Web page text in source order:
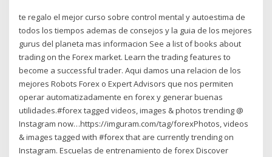
te regalo el mejor curso sobre control mental y autoestima de
todos los tiempos ademas de consejos y la guia de los mejores
gurus del planeta mas informacion See a list of books about
trading on the Forex market. Learn the trading features to
become a successful trader. Aqui damos una relacion de los
mejores Robots Forex o Expert Advisors que nos permiten
operar automatizadamente en forex y generar buenas
utilidades.#forex tagged videos, images & photos trending @
Instagram now…https://imguram.com/tag/forexPhotos, videos
& images tagged with #forex that are currently trending on
Instagram. Escuelas de entrenamiento de forex Discover